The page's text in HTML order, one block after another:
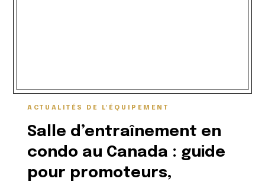
ACTUALITÉS DE L'ÉQUIPEMENT
Salle d’entraînement en
condo au Canada : guide
pour promoteurs,